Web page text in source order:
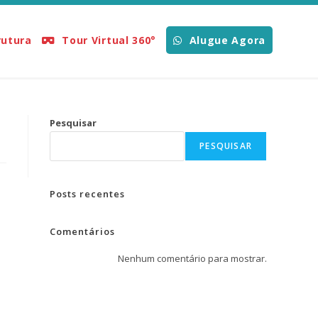
Tour Virtual 360° Alugue Agora
> listar especialidade Nutricionista
Pesquisar
PESQUISAR
Posts recentes
Comentários
Nenhum comentário para mostrar.